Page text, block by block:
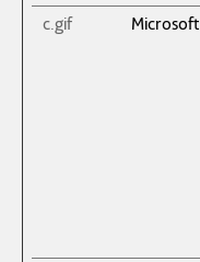
c.gif Microsoft